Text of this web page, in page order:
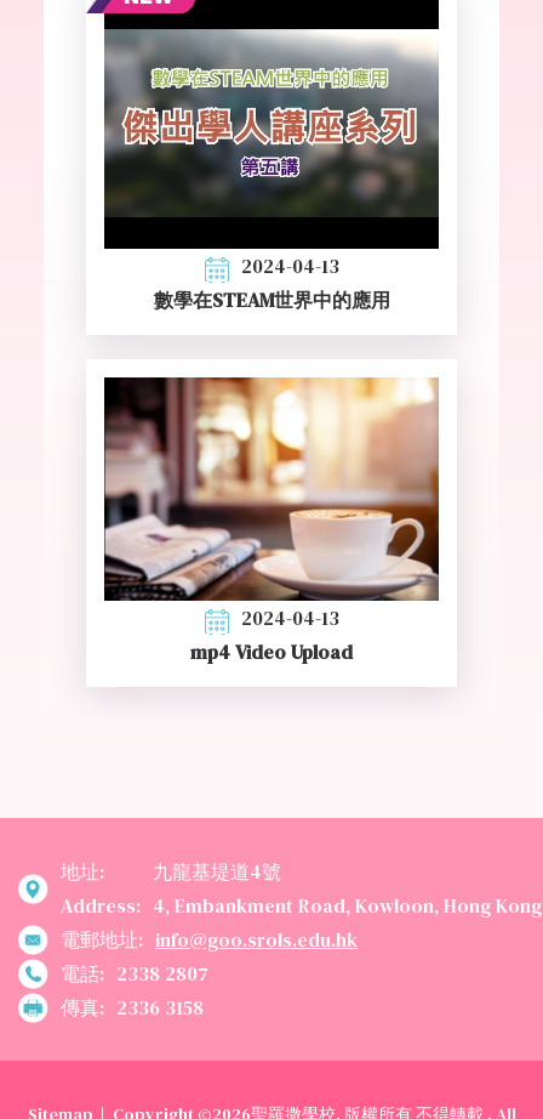
2024-04-13
數學在STEAM世界中的應用
2024-04-13
mp4 Video Upload
地址:
Address:
九龍基堤道4號
4, Embankment Road, Kowloon, Hong Kong
電郵地址: info@goo.srols.edu.hk
電話: 2338 2807
傳真: 2336 3158